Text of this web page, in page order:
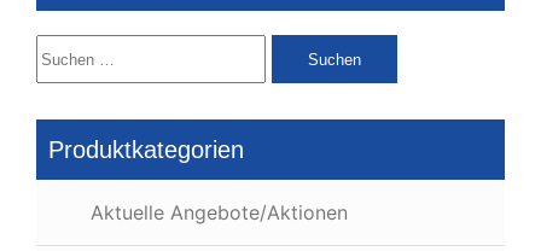
Suchen
nach:
Produktkategorien
Aktuelle Angebote/Aktionen